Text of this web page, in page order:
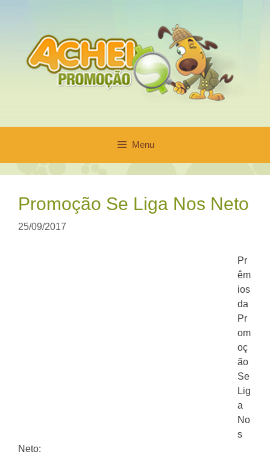
conteúdo
Menu
Promoção Se Liga Nos Neto
25/09/2017
Pr
êm
ios
da
Pr
om
oç
ão
Se
Lig
a
No
s
Neto: